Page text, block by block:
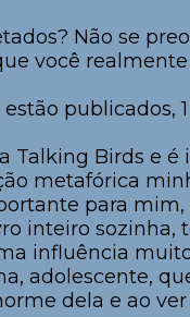
Não se
você
Talking Birds e
metafórica
para
inteiro sozinha,
influência
adolescente,
dela e ao